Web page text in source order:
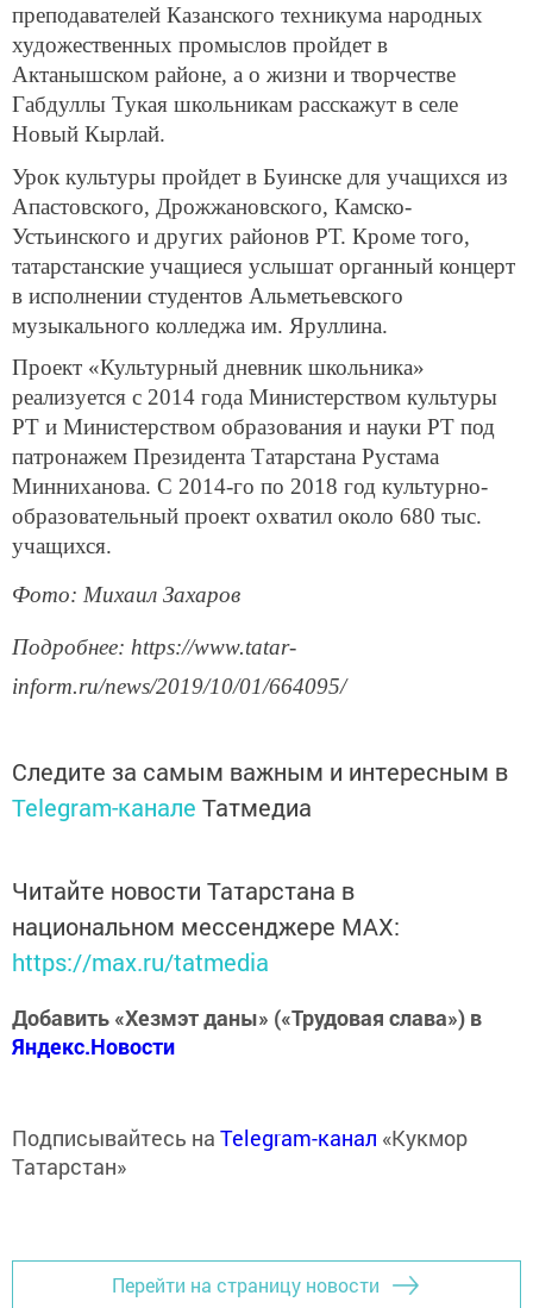
преподавателей Казанского техникума народных
художественных промыслов пройдет в
Актанышском районе, а о жизни и творчестве
Габдуллы Тукая школьникам расскажут в селе
Новый Кырлай.
Урок культуры пройдет в Буинске для учащихся из
Апастовского, Дрожжановского, Камско-
Устьинского и других районов РТ. Кроме того,
татарстанские учащиеся услышат органный концерт
в исполнении студентов Альметьевского
музыкального колледжа им. Яруллина.
Проект «Культурный дневник школьника»
реализуется с 2014 года Министерством культуры
РТ и Министерством образования и науки РТ под
патронажем Президента Татарстана Рустама
Минниханова. С 2014-го по 2018 год культурно-
образовательный проект охватил около 680 тыс.
учащихся.
Фото: Михаил Захаров
Подробнее: https://www.tatar-
inform.ru/news/2019/10/01/664095/
Следите за самым важным и интересным в
Telegram-канале Татмедиа
Читайте новости Татарстана в
национальном мессенджере MАХ:
https://max.ru/tatmedia
Добавить «Хезмэт даны» («Трудовая слава») в
Яндекс.Новости
Подписывайтесь на Telegram-канал «Кукмор
Татарстан»
Перейти на страницу новости